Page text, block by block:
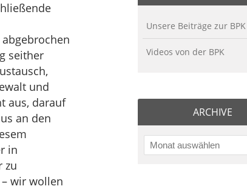
seither
und
aus, darauf
an den
in
zu
wir wollen
Unsere Beiträge zur BPK
Videos von der BPK
ARCHIVE
Monat auswählen